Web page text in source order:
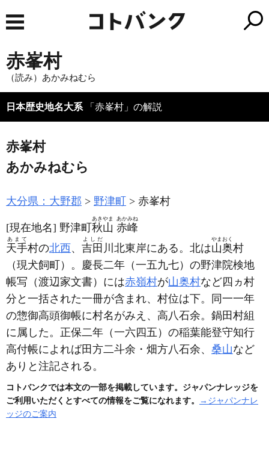
赤峯村
（読み）あかみねむら
日本歴史地名大系 「赤峯村」の解説
赤峯村
あかみねむら
大分県：大野郡 野津町 赤峯村
[現在地名] 野津町 秋山
あきやま
赤峰
あかみね
天手
あまて
村の北西、 吉田
よしだ
川北東岸にある。北は山奥
やまおく
村
（現犬飼町） 。慶長二年 （一五九七） の野津院検地
帳写 （渡辺家文書） には赤嶺村が山奥村など四ヵ村
分と一括された一冊が含まれ、村位は下。同一一年
の惣御高頭御帳に村名がみえ、高八石余。鍋田村組
に属した。正保二年 （一六四五） の稲葉能登守知行
高付帳によれば田方二斗余・畑方八石余、 桑山など
ありと注記される。
コトバンクでは本文の一部を掲載しています。ジャパンナレッジを
ご利用いただくとすべての情報をご覧になれます。
→ジャパンナレ
ッジのご案内